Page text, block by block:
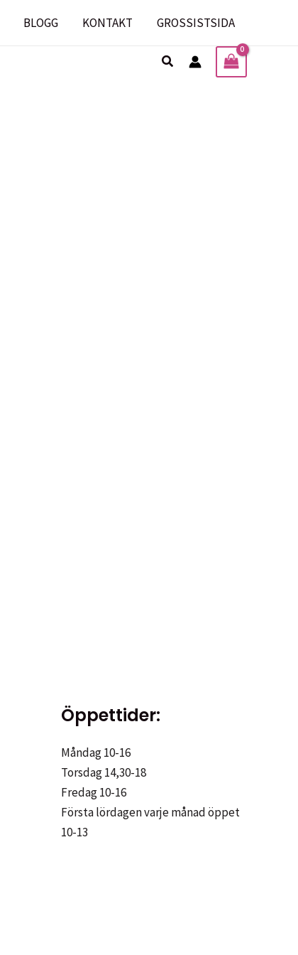
BLOGG KONTAKT GROSSISTSIDA
Sök
Öppettider:
Måndag 10-16
Torsdag 14,30-18
Fredag 10-16
Första lördagen varje månad öppet
10-13